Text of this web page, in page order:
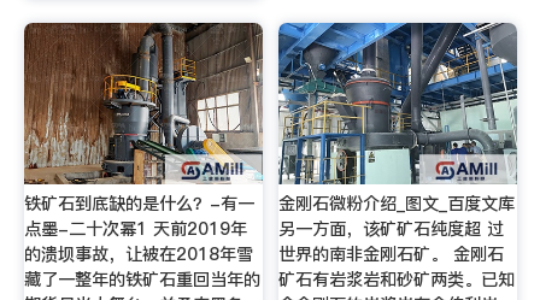
铁矿石到底缺的是什么？-有一
点墨-二十次幂1 天前2019年
的溃坝事故，让被在2018年雪
藏了一整年的铁矿石重回当年的
金刚石微粉介绍_图文_百度文库
另一方面，该矿矿石纯度超 过
世界的南非金刚石矿。 金刚石
矿石有岩浆岩和砂矿两类。已知